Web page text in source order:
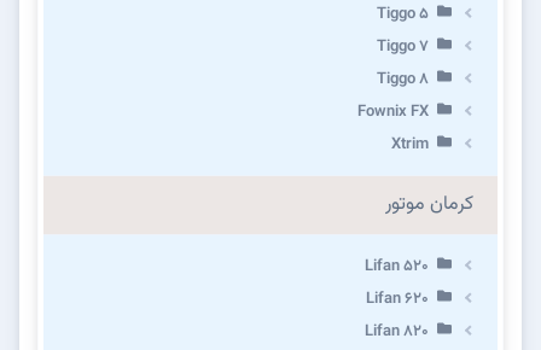
Tiggo 5
Tiggo 7
Tiggo 8
Fownix FX
Xtrim
کرمان موتور
Lifan 520
Lifan 620
Lifan 820